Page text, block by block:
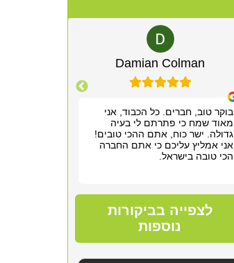
Damian Colman
בוקר טוב, חברים. כל הכבוד, אני
מאוד שמח כי פתרתם לי בעיה
גדולה. ישר כוח, אתם ההכי טובים!
אני אמליץ עליכם כי אתם החברה
הכי טובה בישראל.
לצפייה בביקורות
נוספות